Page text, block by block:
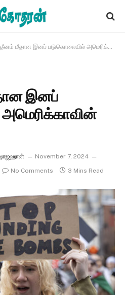
மீதான இனப் படுகொலையில் அமெரிக்காவின் பங்கு
இனப்
ஷாஜஹான்
November 7, 2024
No Comments 3 Mins Read